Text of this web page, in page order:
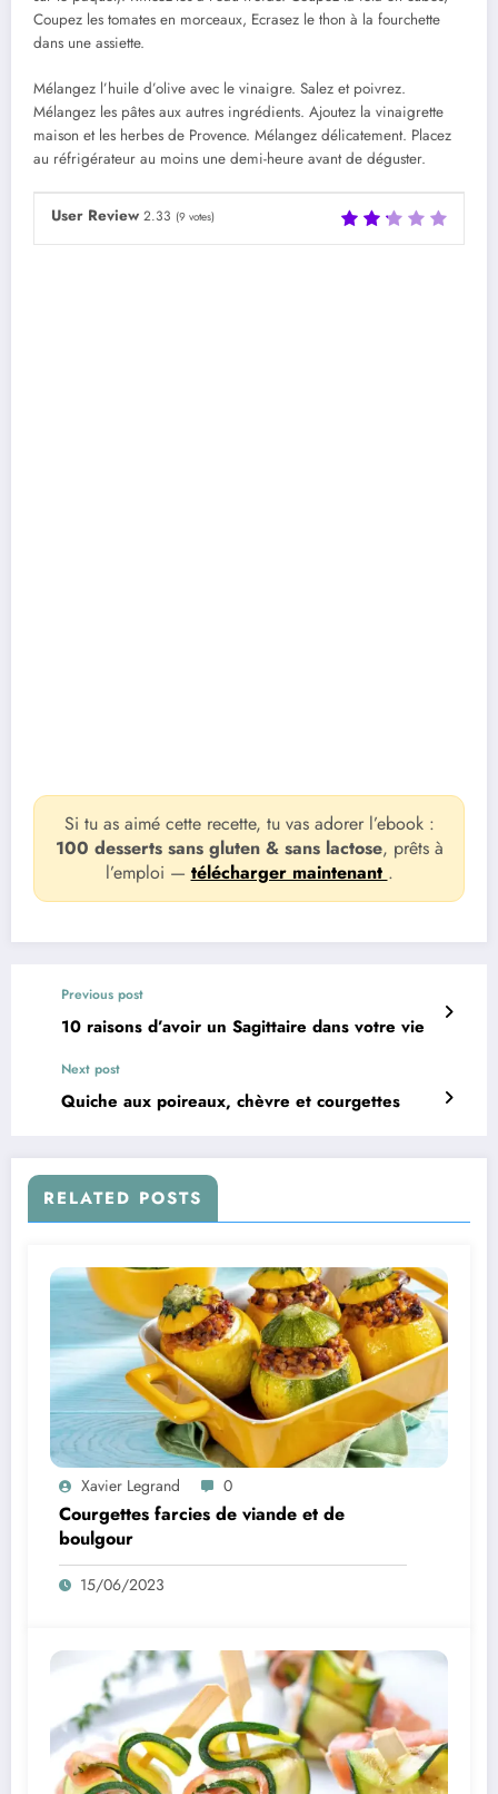
Coupez les tomates en morceaux, Ecrasez le thon à la fourchette
dans une assiette.
Mélangez l’huile d’olive avec le vinaigre. Salez et poivrez.
Mélangez les pâtes aux autres ingrédients. Ajoutez la vinaigrette
maison et les herbes de Provence. Mélangez délicatement. Placez
au réfrigérateur au moins une demi-heure avant de déguster.
User Review 2.33 (9 votes)
Si tu as aimé cette recette, tu vas adorer l’ebook :
100 desserts sans gluten & sans lactose, prêts à
l’emploi — télécharger maintenant .
Previous post
10 raisons d’avoir un Sagittaire dans votre vie
Next post
Quiche aux poireaux, chèvre et courgettes
RELATED POSTS
Xavier Legrand 0
Courgettes farcies de viande et de
boulgour
15/06/2023